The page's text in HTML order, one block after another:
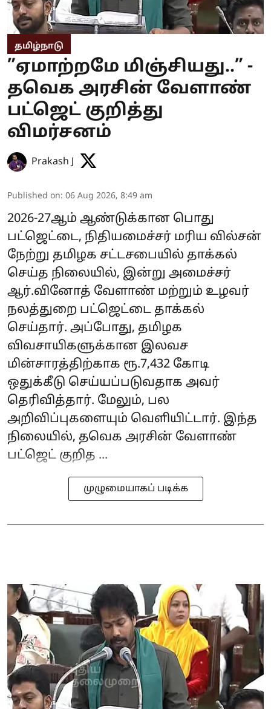
தமிழ்நாடு
”ஏமாற்றமே மிஞ்சியது..” -
தவெக அரசின் வேளாண்
பட்ஜெட் குறித்து
விமர்சனம்
Prakash J
Published on: 06 Aug 2026, 8:49 am
2026-27ஆம் ஆண்டுக்கான பொது
பட்ஜெட்டை, நிதியமைச்சர் மரிய வில்சன்
நேற்று தமிழக சட்டசபையில் தாக்கல்
செய்த நிலையில், இன்று அமைச்சர்
ஆர்.வினோத் வேளாண் மற்றும் உழவர்
நலத்துறை பட்ஜெட்டை தாக்கல்
செய்தார். அப்போது, தமிழக
விவசாயிகளுக்கான இலவச
மின்சாரத்திற்காக ரூ.7,432 கோடி
ஒதுக்கீடு செய்யப்படுவதாக அவர்
தெரிவித்தார். மேலும், பல
அறிவிப்புகளையும் வெளியிட்டார். இந்த
நிலையில், தவெக அரசின் வேளாண்
பட்ஜெட் குறித ...
முழுமையாகப் படிக்க